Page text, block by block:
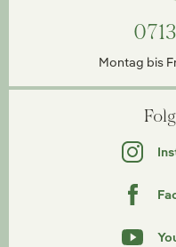
Montag bis